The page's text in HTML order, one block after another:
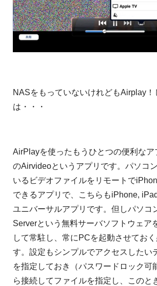
NASをもっていないけれどもAirplay！
は・・・
AirPlayを使ったもうひとつの便利な
のAirvideoというアプリです。パソコ
いるビデオファイルをリモートで
できるアプリで、こちらもiPhone,
ユニバーサルアプリです。但しパソコ
Serverという無料サーバソフトウェア
して常駐し、常にPCを起動させてお
す。設定もシンプルでアクセスしたい
を指定しておき（パスワードロック可
ら接続してファイルを指定し、このと